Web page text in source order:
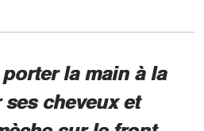
porter la main à la
cheveux et